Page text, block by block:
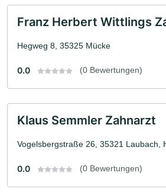
Franz Herbert Wittlings
Hegweg 8, 35325 Mücke
0.0 (0 Bewertungen)
Klaus Semmler Zahnarzt
Vogelsbergstraße 26, 35321 Laubach,
0.0 (0 Bewertungen)